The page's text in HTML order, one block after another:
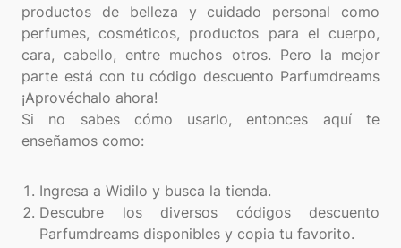
productos de belleza y cuidado personal como
perfumes, cosméticos, productos para el cuerpo,
cara, cabello, entre muchos otros. Pero la mejor
parte está con tu código descuento Parfumdreams
¡Aprovéchalo ahora!
Si no sabes cómo usarlo, entonces aquí te
enseñamos como:
Ingresa a Widilo y busca la tienda.
Descubre los diversos códigos descuento
Parfumdreams disponibles y copia tu favorito.